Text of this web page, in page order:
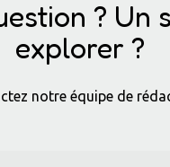
? Un
explorer ?
notre équipe de